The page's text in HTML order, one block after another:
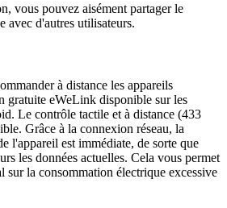
vous pouvez aisément partager le
avec d'autres utilisateurs.
à distance les appareils
gratuite eWeLink disponible sur les
Le contrôle tactile et à distance (433
Grâce à la connexion réseau, la
l'appareil est immédiate, de sorte que
les données actuelles. Cela vous permet
sur la consommation électrique excessive